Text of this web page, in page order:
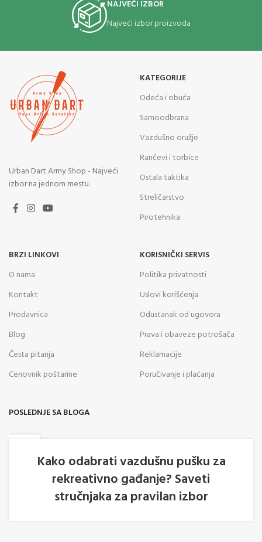
NAJVEĆI IZBOR
Najveći izbor proizvoda
Urban Dart Army Shop - Najveći
izbor na jednom mestu.
KATEGORIJE
Odeća i obuća
Samoodbrana
Vazdušno oružje
Rančevi i torbice
Ostala taktika
Streličarstvo
Pirotehnika
BRZI LINKOVI
O nama
Kontakt
Prodavnica
Blog
Česta pitanja
Cenovnik poštarine
KORISNIČKI SERVIS
Politika privatnosti
Uslovi korišćenja
Odustanak od ugovora
Prava i obaveze potrošača
Reklamacije
Poručivanje i plaćanja
POSLEDNJE SA BLOGA
Kako odabrati vazdušnu pušku za
rekreativno gađanje? Saveti
stručnjaka za pravilan izbor